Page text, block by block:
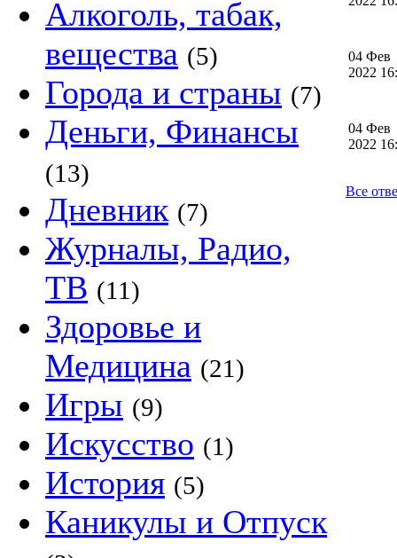
Алкоголь, табак,
вещества (5)
Города и страны (7)
Деньги, Финансы
(13)
Дневник (7)
Журналы, Радио,
ТВ (11)
Здоровье и
Медицина (21)
Игры (9)
Искусство (1)
История (5)
Каникулы и Отпуск
04 Фев
2022
04 Фев
2022
Все